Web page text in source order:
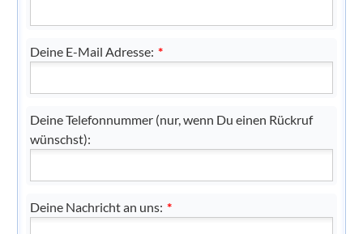
Deine E-Mail Adresse: *
Deine Telefonnummer (nur, wenn Du einen Rückruf
wünschst):
Deine Nachricht an uns: *